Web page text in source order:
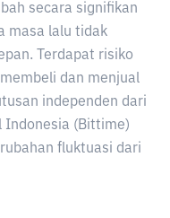
secara signifikan
masa lalu tidak
Terdapat risiko
dan menjual
independen dari
Indonesia (Bittime)
fluktuasi dari